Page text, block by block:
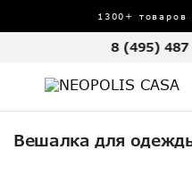
1300+ товаров
8 (495) 487
Вешалка для